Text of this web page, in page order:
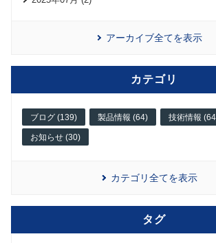
アーカイブ全てを表示
カテゴリ
ブログ (139) 製品情報 (64) 技術情報
お知らせ (30)
カテゴリ全てを表示
タグ